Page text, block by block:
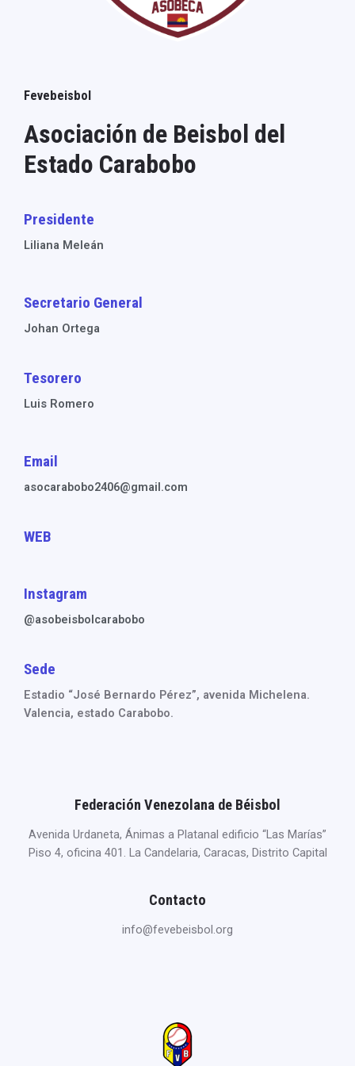
Fevebeisbol
Asociación de Beisbol del
Estado Carabobo
Presidente
Liliana Meleán
Secretario General
Johan Ortega
Tesorero
Luis Romero
Email
asocarabobo2406@gmail.com
WEB
Instagram
@asobeisbolcarabobo
Sede
Estadio “José Bernardo Pérez”, avenida Michelena.
Valencia, estado Carabobo.
Federación Venezolana de Béisbol
Avenida Urdaneta, Ánimas a Platanal edificio “Las Marías”
Piso 4, oficina 401. La Candelaria, Caracas, Distrito Capital
Contacto
info@fevebeisbol.org